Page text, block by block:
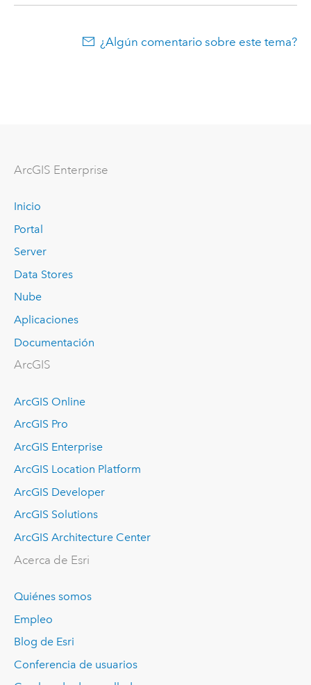
¿Algún comentario sobre este tema?
ArcGIS Enterprise
Inicio
Portal
Server
Data Stores
Nube
Aplicaciones
Documentación
ArcGIS
ArcGIS Online
ArcGIS Pro
ArcGIS Enterprise
ArcGIS Location Platform
ArcGIS Developer
ArcGIS Solutions
ArcGIS Architecture Center
Acerca de Esri
Quiénes somos
Empleo
Blog de Esri
Conferencia de usuarios